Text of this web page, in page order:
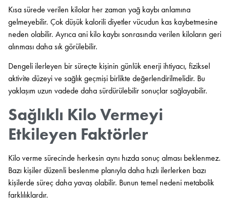
Kısa sürede verilen kilolar her zaman yağ kaybı anlamına
gelmeyebilir. Çok düşük kalorili diyetler vücudun kas kaybetmesine
neden olabilir. Ayrıca ani kilo kaybı sonrasında verilen kiloların geri
alınması daha sık görülebilir.
Dengeli ilerleyen bir süreçte kişinin günlük enerji ihtiyacı, fiziksel
aktivite düzeyi ve sağlık geçmişi birlikte değerlendirilmelidir. Bu
yaklaşım uzun vadede daha sürdürülebilir sonuçlar sağlayabilir.
Sağlıklı Kilo Vermeyi
Etkileyen Faktörler
Kilo verme sürecinde herkesin aynı hızda sonuç alması beklenmez.
Bazı kişiler düzenli beslenme planıyla daha hızlı ilerlerken bazı
kişilerde süreç daha yavaş olabilir. Bunun temel nedeni metabolik
farklılıklardır.